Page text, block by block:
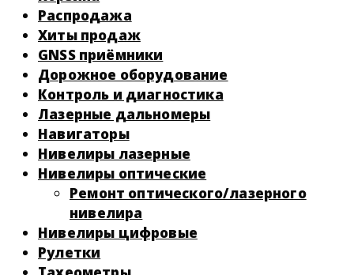
Распродажа
Хиты продаж
GNSS приёмники
Дорожное оборудование
Контроль и диагностика
Лазерные дальномеры
Навигаторы
Нивелиры лазерные
Нивелиры оптические
Ремонт оптического/лазерного
нивелира
Нивелиры цифровые
Рулетки